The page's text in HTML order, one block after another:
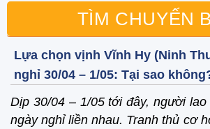
TÌM CHUYẾN
Lựa chọn vịnh Vĩnh Hy (Ninh
nghỉ 30/04 – 1/05: Tại sao
Dịp 30/04 – 1/05 tới đây, người
ngày nghỉ liền nhau. Tranh thủ cơ